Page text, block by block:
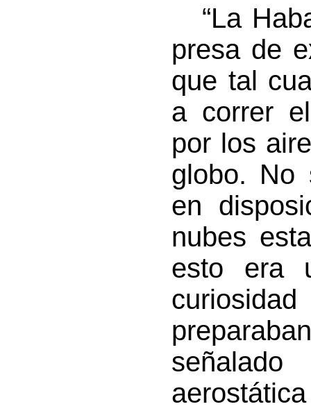
“La
presa de
que tal
a correr
por los
globo. No
en
nubes
esto era